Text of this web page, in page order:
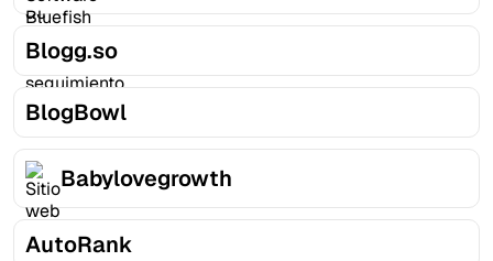
Blogg.so
BlogBowl
Babylovegrowth
AutoRank